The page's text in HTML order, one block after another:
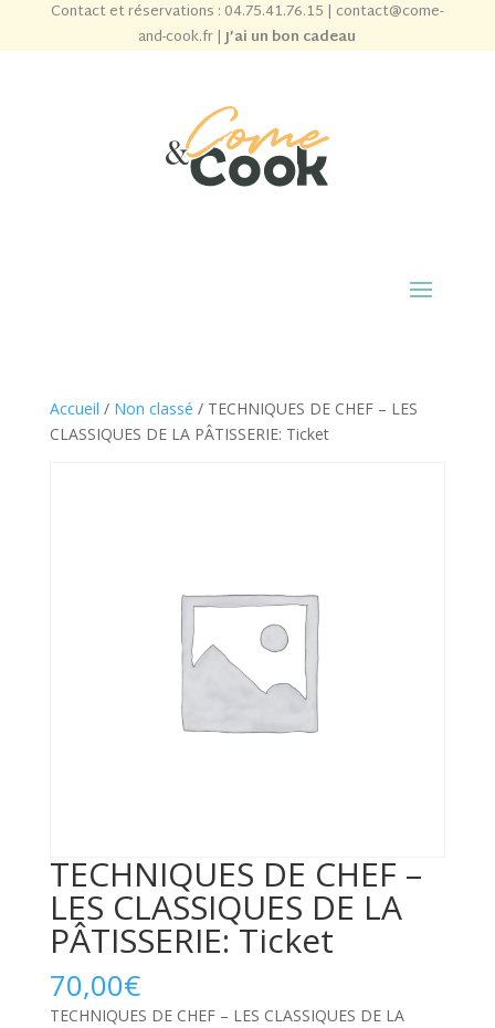
Contact et réservations : 04.75.41.76.15 | contact@come-
and-cook.fr|J’ai un bon cadeau
Accueil / Non classé / TECHNIQUES DE CHEF – LES
CLASSIQUES DE LA PÂTISSERIE: Ticket
TECHNIQUES DE CHEF –
LES CLASSIQUES DE LA
PÂTISSERIE: Ticket
70,00€
TECHNIQUES DE CHEF – LES CLASSIQUES DE LA